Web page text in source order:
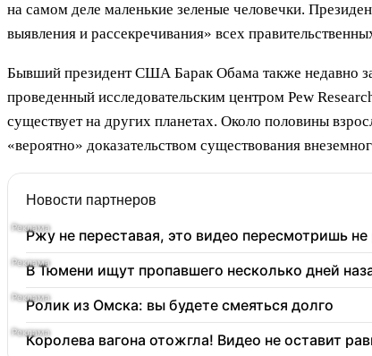
на самом деле маленькие зеленые человечки.
выявления и рассекречивания» всех
Бывший президент США Барак Обама также недавно
проведенный исследовательским центром Pew
существует на других планетах. Около половины
«вероятно» доказательством существования
Новости партнеров
Ржу не переставая, это видео пересмотришь не
В Тюмени ищут пропавшего несколько дней
Ролик из Омска: вы будете смеяться долго
Королева вагона отожгла! Видео не оставит